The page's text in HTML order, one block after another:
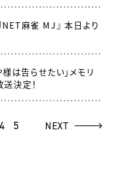
NET麻雀 MJ』 本日より
様は告らせたい」メモリ
決定！
4 5 NEXT